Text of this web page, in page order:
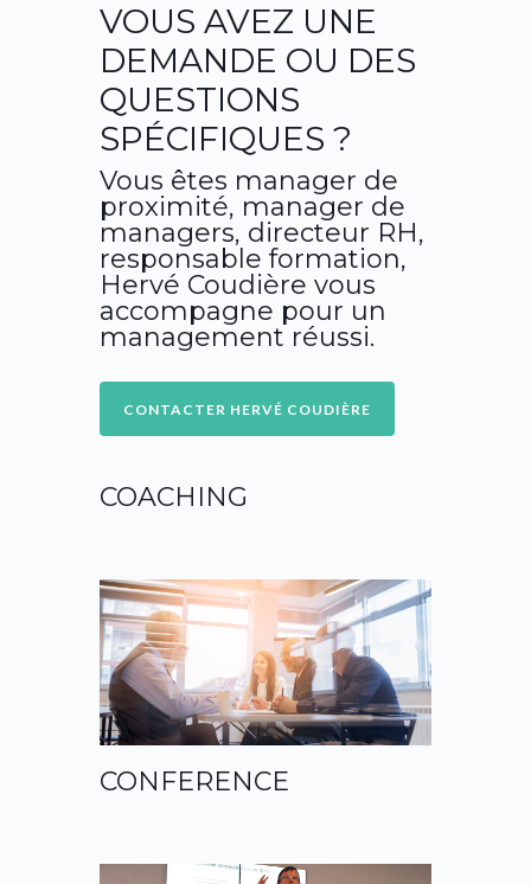
VOUS AVEZ UNE
DEMANDE OU DES
QUESTIONS
SPÉCIFIQUES ?
Vous êtes manager de
proximité, manager de
managers, directeur RH,
responsable formation,
Hervé Coudière vous
accompagne pour un
management réussi.
COACHING
CONFERENCE